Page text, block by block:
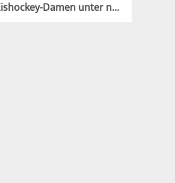
Italiens Eishockey-Damen unter neuer Führung